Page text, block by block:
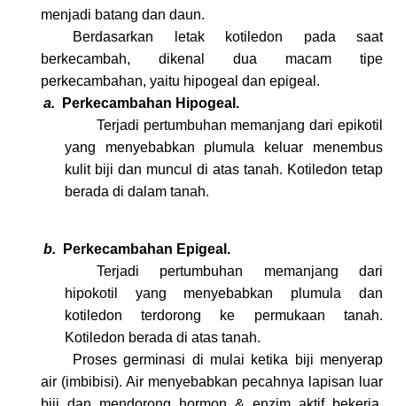
menjadi batang dan daun.
Berdasarkan letak kotiledon pada saat
berkecambah, dikenal dua macam tipe
perkecambahan, yaitu hipogeal dan epigeal.
a.
Perkecambahan Hipogeal.
Terjadi pertumbuhan memanjang dari epikotil
yang menyebabkan plumula keluar menembus
kulit biji dan muncul di atas tanah. Kotiledon tetap
berada di dalam tanah.
b.
Perkecambahan Epigeal.
Terjadi pertumbuhan memanjang dari
hipokotil yang menyebabkan plumula dan
kotiledon terdorong ke permukaan tanah.
Kotiledon berada di atas tanah.
Proses germinasi di mulai ketika biji menyerap
air (imbibisi). Air menyebabkan pecahnya lapisan luar